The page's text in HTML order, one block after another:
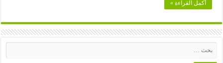
أكمل القراءة »